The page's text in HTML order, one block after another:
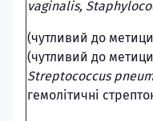
vaginalis,
(чутливий до
(чутливий до
Streptococcus
гемолітичні